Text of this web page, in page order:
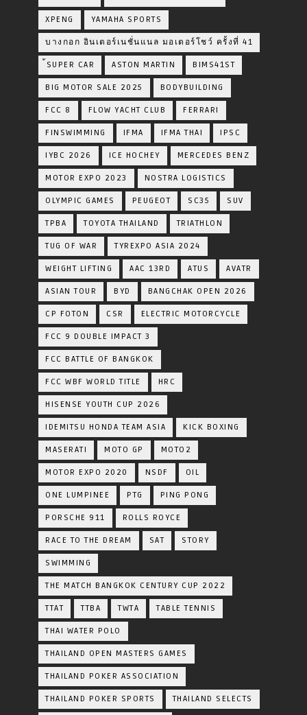
XPENG YAMAHA SPORTS
บางกอก อินเตอร์เนชั่นแนล มอเตอร์โชว์ ครั้งที่ 41
้SUPER CAR ASTON MARTIN BIMS41ST
BIG MOTOR SALE 2025 BODYBUILDING
FCC 8 FLOW YACHT CLUB FERRARI
FINSWIMMING IFMA IFMA THAI IPSC
IYBC 2026 ICE HOCHEY MERCEDES BENZ
MOTOR EXPO 2023 NOSTRA LOGISTICS
OLYMPIC GAMES PEUGEOT SC35 SUV
TPBA TOYOTA​ THAILAND​ TRIATHLON
TUG OF WAR TYREXPO ASIA 2024
WEIGHT LIFTING AAC 13RD ATUS AVATR
ASIAN TOUR BYD BANGCHAK OPEN 2026
CP FOTON CSR ELECTRIC MOTORCYCLE
FCC 9 DOUBLE IMPACT 3
FCC BATTLE OF BANGKOK
FCC WBF WORLD TITLE HRC
HISENSE YOUTH CUP 2026
IDEMITSU HONDA TEAM ASIA KICK BOXING
MASERATI MOTO GP MOTO2
MOTOR EXPO 2020 NSDF OIL
ONE LUMPINEE PTG PING PONG
PORSCHE 911 ROLLS ROYCE
RACE TO THE DREAM SAT STORY
SWIMMING
THE MATCH BANGKOK CENTURY CUP 2022
TTAT TTBA TWTA TABLE TENNIS
THAI WATER POLO
THAILAND OPEN MASTERS GAMES
THAILAND POKER ASSOCIATION
THAILAND POKER SPORTS THAILAND SELECTS